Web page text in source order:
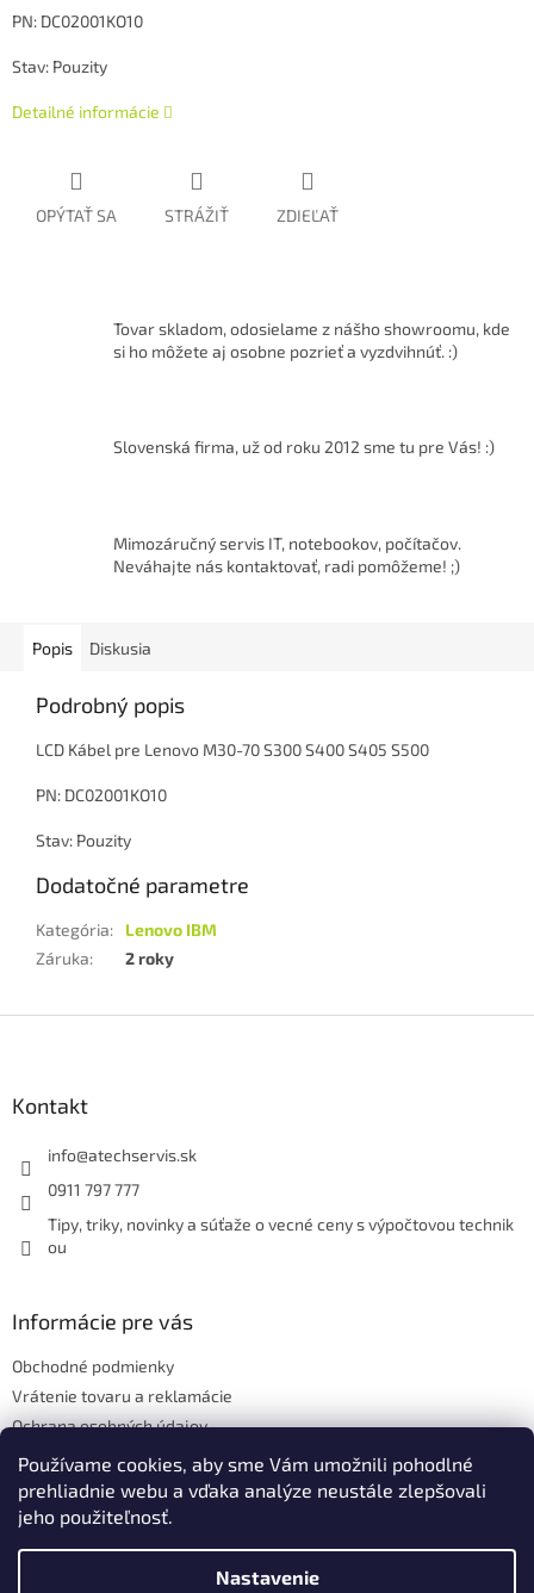
Používame cookies, aby sme Vám umožnili pohodlné
prehliadnie webu a vďaka analýze neustále zlepšovali
jeho použiteľnosť.
Nastavenie
PN: DC02001KO10
Stav: Pouzity
Detailné informácie
OPÝTAŤ SA STRÁŽIŤ ZDIEĽAŤ
Tovar skladom, odosielame z nášho showroomu, kde
si ho môžete aj osobne pozrieť a vyzdvihnúť. :)
Slovenská firma, už od roku 2012 sme tu pre Vás! :)
Mimozáručný servis IT, notebookov, počítačov.
Neváhajte nás kontaktovať, radi pomôžeme! ;)
Popis Diskusia
Podrobný popis
LCD Kábel pre Lenovo M30-70 S300 S400 S405 S500
PN: DC02001KO10
Stav: Pouzity
Dodatočné parametre
Kategória:
Lenovo IBM
Záruka: 2 roky
Kontakt
info@atechservis.sk
0911 797 777
Tipy, triky, novinky a súťaže o vecné ceny s výpočtovou technik
ou
Informácie pre vás
Obchodné podmienky
Vrátenie tovaru a reklamácie
Ochrana osobných údajov
Hodnotenie obchodu